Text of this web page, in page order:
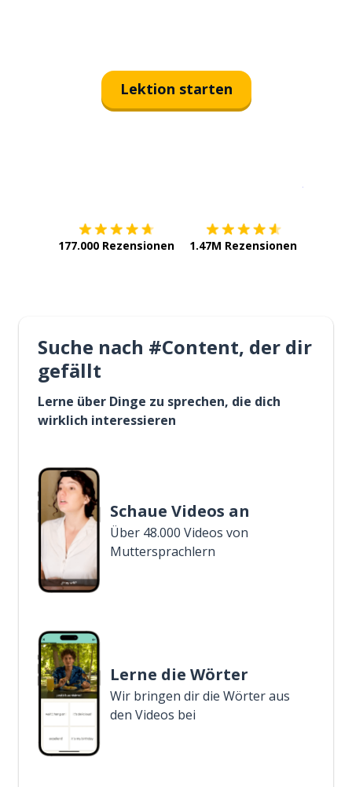
Lektion starten
177.000 Rezensionen 1.47M Rezensionen
Suche nach #Content, der dir
gefällt
Lerne über Dinge zu sprechen, die dich
wirklich interessieren
Schaue Videos an
Über 48.000 Videos von
Muttersprachlern
Lerne die Wörter
Wir bringen dir die Wörter aus
den Videos bei